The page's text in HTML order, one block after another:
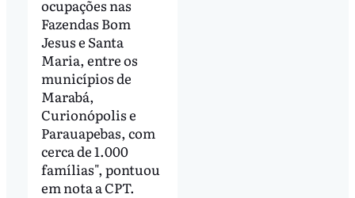
ocupações nas
Fazendas Bom
Jesus e Santa
Maria, entre os
municípios de
Marabá,
Curionópolis e
Parauapebas, com
cerca de 1.000
famílias", pontuou
em nota a CPT.